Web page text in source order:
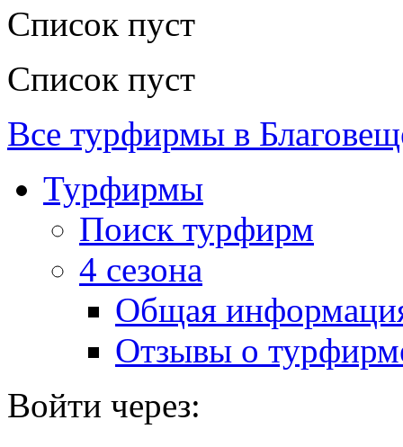
Список пуст
Список пуст
Все турфирмы в
Турфирмы
Поиск турфирм
4 сезона
Общая
Отзывы о
Войти через: